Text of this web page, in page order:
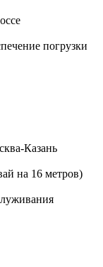
погрузки
Казань
на 16 метров)